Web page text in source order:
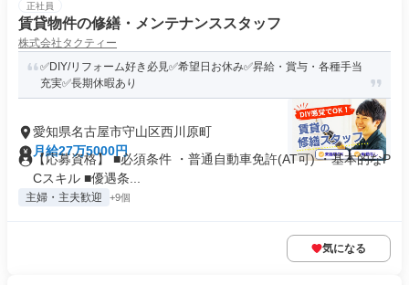
正社員
賃貸物件の修繕・メンテナンススタッフ
株式会社タクティー
✅DIY/リフォーム好き必見✅希望日お休み✅昇給・賞与・各種手当
充実✅長期休暇あり
愛知県名古屋市守山区西川原町
月給27万5000円
【応募資格】 ■必須条件 ・普通自動車免許(AT可) ・基本的なP
Cスキル ■優遇条...
主婦・主夫歓迎 +9個
気になる